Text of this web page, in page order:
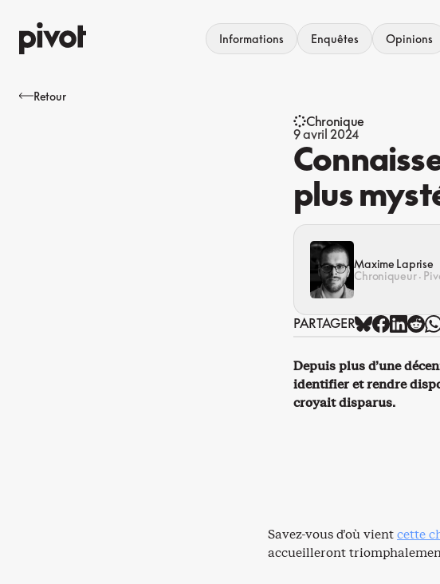
au
contenu
Informations Enquêtes Opinions
Retour
Chronique
9 avril 2024
plus
Maxime Laprise
Chroniqueur ·
PARTAGER
Depuis plus d’une
identifier et rendre
croyait disparus.
Savez-vous d’où vientcette
accueilleront